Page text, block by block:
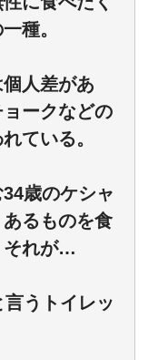
種。
人差があ
ークなどの
ている。
歳のケシャ
るものを食
それが…
うトイレッ